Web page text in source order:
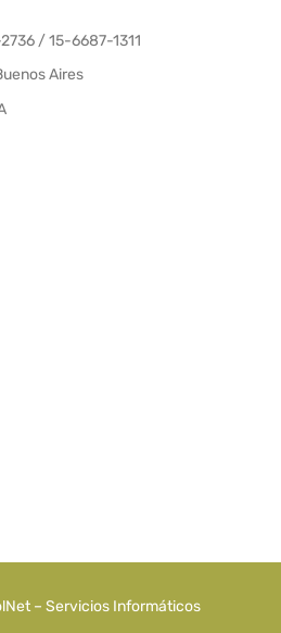
/ 15-6687-1311
Aires
– Servicios Informáticos